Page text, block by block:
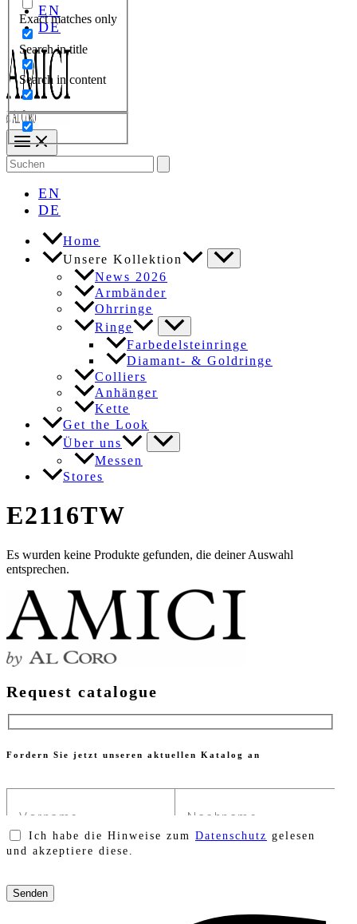
Exact matches only
Search in title
Search in content
EN
DE
Search
for:
EN
DE
Home
Unsere Kollektion
News 2026
Armbänder
Ohrringe
Ringe
Farbedelsteinringe
Diamant- & Goldringe
Colliers
Anhänger
Kette
Get the Look
Über uns
Messen
Stores
E2116TW
Es wurden keine Produkte gefunden, die deiner Auswahl
entsprechen.
Request catalogue
Fordern Sie jetzt unseren aktuellen Katalog an
Ich habe die Hinweise zum Datenschutz gelesen
und akzeptiere diese.
lasse